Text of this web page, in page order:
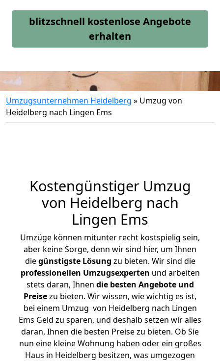
blitzschnell kostenlose Angebote
erhalten
Umzugsunternehmen Heidelberg » Umzug von
Heidelberg nach Lingen Ems
Kostengünstiger Umzug
von Heidelberg nach
Lingen Ems
Umzüge können mitunter recht kostspielig sein,
aber keine Sorge, denn wir sind hier, um Ihnen
diegünstigste Lösung zu bieten. Wir sind die
professionellen Umzugsexperten und arbeiten
stets daran, Ihnen die besten Angebote und
Preisezu bieten. Wir wissen, wie wichtig es ist,
bei einem Umzug von Heidelberg nach Lingen
Ems Geld zu sparen, und deshalb setzen wir alles
daran, Ihnen die besten Preise zu bieten. Ob Sie
nun eine kleine Wohnung haben oder ein großes
Haus in Heidelberg besitzen, was umgezogen